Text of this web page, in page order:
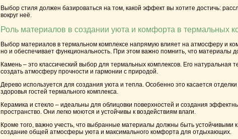
Выбор стиля должен базироваться на том, какой эффект вы хотите достичь:
вокруг неё.
Роль материалов в создании уюта и комфорта в термальных
Выбор материалов в термальном комплексе напрямую влияет на атмосферу и
но и обеспечивает функциональность. При этом важно помнить, что
Камень – это классический выбор для термальных комплексов. Его натуральная
создать атмосферу прочности и гармонии с природой.
Дерево используется для создания уюта и тепла. Особенно это касается
здоровья гостей термального комплекса.
Керамика и стекло – идеальны для облицовки поверхностей и создания
пространство. Они легко моются и устойчивы к воздействиям влаги.
Кроме того, важно учесть, что выбранные материалы должны быть
создание общей атмосферы уюта и максимального комфорта для отдыхающих.